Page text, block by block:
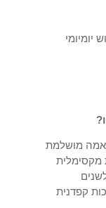
יומיומי
מושלמת
מקסימלית
קפדנית